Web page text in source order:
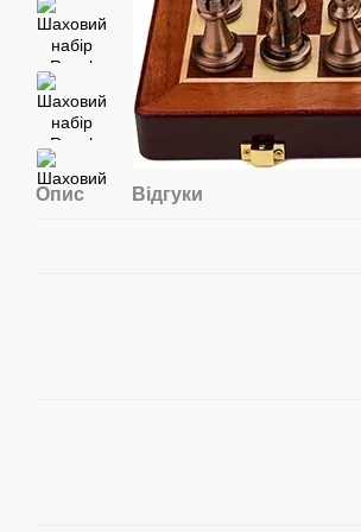
Опис Відгуки